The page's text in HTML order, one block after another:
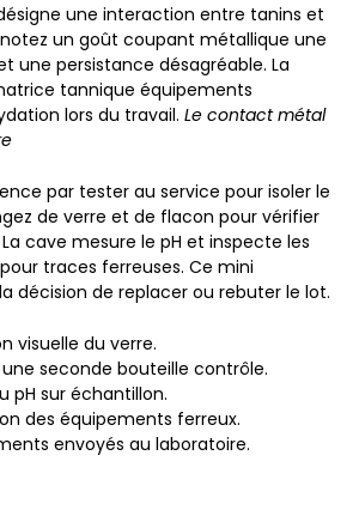
une interaction entre tanins et
un goût coupant métallique une
une persistance désagréable. La
tannique équipements
lors du travail. Le contact métal
par tester au service pour isoler le
de verre et de flacon pour vérifier
cave mesure le pH et inspecte les
traces ferreuses. Ce mini
décision de replacer ou rebuter le lot.
visuelle du verre.
seconde bouteille contrôle.
pH sur échantillon.
des équipements ferreux.
envoyés au laboratoire.